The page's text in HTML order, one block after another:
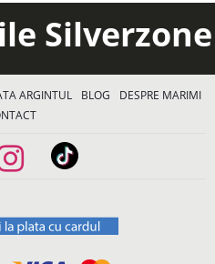
Silverzone
ARGINTUL BLOG
DESPRE MARIMI